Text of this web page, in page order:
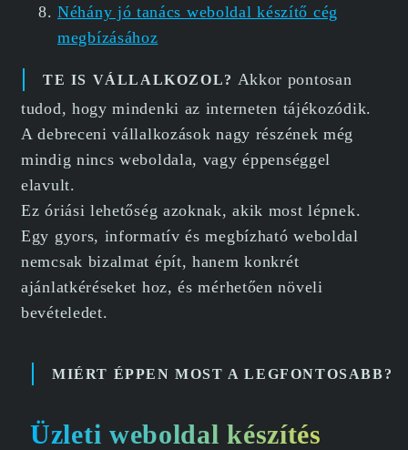
Néhány jó tanács weboldal készítő cég
megbízásához
TE IS VÁLLALKOZOL? Akkor pontosan
tudod, hogy mindenki az interneten tájékozódik.
A debreceni vállalkozások nagy részének még
mindig nincs weboldala, vagy éppenséggel
elavult.
Ez óriási lehetőség azoknak, akik most lépnek.
Egy gyors, informatív és megbízható weboldal
nemcsak bizalmat épít, hanem konkrét
ajánlatkéréseket hoz, és mérhetően növeli
bevételedet.
MIÉRT ÉPPEN MOST A LEGFONTOSABB?
Üzleti weboldal készítés